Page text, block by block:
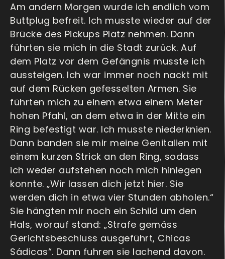
Am andern Morgen wurde ich endlich vom
Buttplug befreit. Ich musste wieder auf der
Brücke des Pickups Platz nehmen. Dann
führten sie mich in die Stadt zurück. Auf
dem Platz vor dem Gefängnis musste ich
aussteigen. Ich war immer noch nackt mit
auf dem Rücken gefesselten Armen. Sie
führten mich zu einem etwa einem Meter
hohen Pfahl, an dem etwa in der Mitte ein
Ring befestigt war. Ich musste niederknien.
Dann banden sie mir meine Genitalien mit
einem kurzen Strick an den Ring, sodass
ich weder aufstehen noch mich hinlegen
konnte. „Wir lassen dich jetzt hier. Sie
werden dich in etwa vier Stunden abholen.“
Sie hängten mir noch ein Schild um den
Hals, worauf stand: „Strafe gemäss
Gerichtsbeschluss ausgeführt, Chicas
Sádicas“. Dann fuhren sie lachend davon.